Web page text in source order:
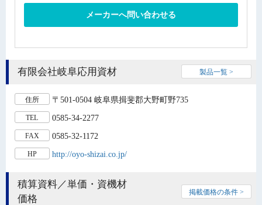
メーカーへ問い合わせる
有限会社岐阜応用資材 製品一覧 >
住所 〒501-0504 岐阜県揖斐郡大野町野735
TEL 0585-34-2277
FAX 0585-32-1172
HP http://oyo-shizai.co.jp/
積算資料／単価・資機材
価格
掲載価格の条件 >